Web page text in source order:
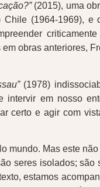
(2015), uma
(1964-1969), e
obras anteriores,
(1978)
intervir em nosso
certo e agir com
mundo. Mas este
seres isolados; são
estamos